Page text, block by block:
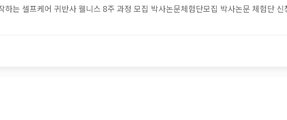
는 셀프케어 귀반사 웰니스 8주 과정 모집 박사논문체험단모집 박사논문 체험단 신